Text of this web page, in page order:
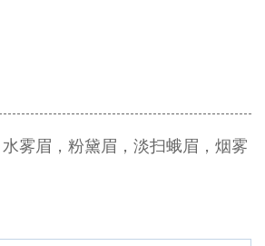
雾眉，粉黛眉，淡扫蛾眉，烟雾